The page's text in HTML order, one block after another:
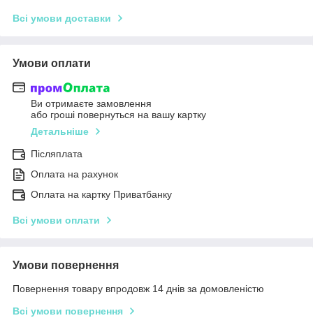
Всі умови доставки
Умови оплати
Ви отримаєте замовлення
або гроші повернуться на вашу картку
Детальніше
Післяплата
Оплата на рахунок
Оплата на картку Приватбанку
Всі умови оплати
Умови повернення
Повернення товару впродовж 14 днів за домовленістю
Всі умови повернення